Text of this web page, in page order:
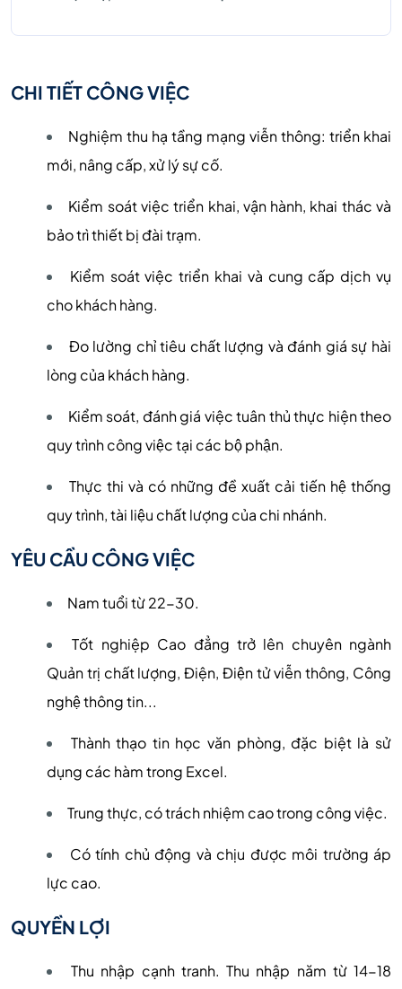
CHI TIẾT CÔNG VIỆC
Nghiệm thu hạ tầng mạng viễn thông: triển khai
mới, nâng cấp, xử lý sự cố.
Kiểm soát việc triển khai, vận hành, khai thác và
bảo trì thiết bị đài trạm.
Kiểm soát việc triển khai và cung cấp dịch vụ
cho khách hàng.
Đo lường chỉ tiêu chất lượng và đánh giá sự hài
lòng của khách hàng.
Kiểm soát, đánh giá việc tuân thủ thực hiện theo
quy trình công việc tại các bộ phận.
Thực thi và có những đề xuất cải tiến hệ thống
quy trình, tài liệu chất lượng của chi nhánh.
YÊU CẦU CÔNG VIỆC
Nam tuổi từ 22-30.
Tốt nghiệp Cao đẳng trở lên chuyên ngành
Quản trị chất lượng, Điện, Điện tử viễn thông, Công
nghệ thông tin...
Thành thạo tin học văn phòng, đặc biệt là sử
dụng các hàm trong Excel.
Trung thực, có trách nhiệm cao trong công việc.
Có tính chủ động và chịu được môi trường áp
lực cao.
QUYỀN LỢI
Thu nhập cạnh tranh. Thu nhập năm từ 14-18